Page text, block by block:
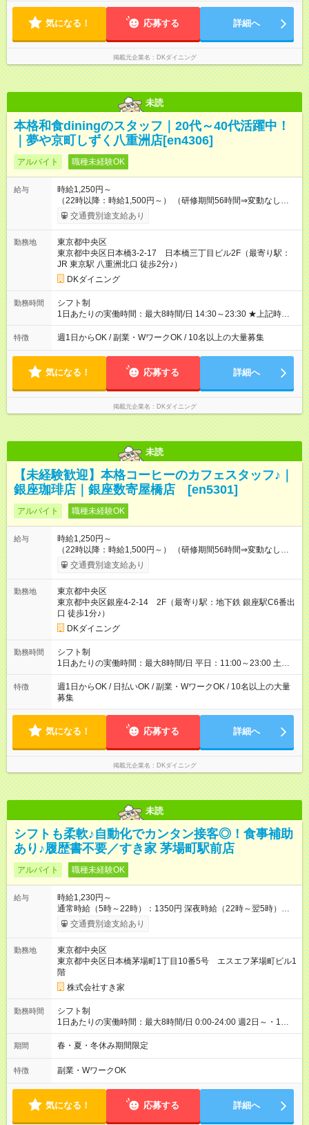
気になる！ 応募する 詳細へ
掲載元企業名 DKダイニング
未読
本格和食diningのスタッフ｜20代～40代活躍中！
｜夢や京町しずく八重洲店[en4306]
アルバイト 職種未経験OK
給与
時給1,250円～
（22時以降：時給1,500円～） （研修期間56時間⇒変動なし） ■
食事補助あり⇒1食200円 ■友人紹介制度あり⇒1人紹介につき最
大3万円支給！ 【試用期間】試用期間なし
交通費別途支給あり
勤務地
東京都中央区
東京都中央区日本橋3-2-17 日本橋三丁目ビル2F（最寄り駅：
JR 東京駅 八重洲北口 徒歩2分♪）
DKダイニング
勤務時間
シフト制
1日あたりの実働時間：最大8時間/日 14:30～23:30 ★上記時間
から1日3時間～OK ★週1日～OK◎ ※勤務時間の変動の可能性あ
り ※22時以降勤務は18歳以上(法令による) ■自由シフト制
特徴 週1日からOK / 副業・WワークOK / 10名以上の大量募集
気になる！ 応募する 詳細へ
掲載元企業名 DKダイニング
未読
【未経験歓迎】本格コーヒーのカフェスタッフ♪｜
銀座珈琲店｜銀座数寄屋橋店 [en5301]
アルバイト 職種未経験OK
給与
時給1,250円～
（22時以降：時給1,500円～） （研修期間56時間⇒変動なし） ■
食事補助あり⇒1食200円 ■友人紹介制度あり⇒1人紹介につき最
大3万円支給！ 【試用期間】試用期間なし
交通費別途支給あり
勤務地
東京都中央区
東京都中央区銀座4-2-14 2F（最寄り駅：地下鉄 銀座駅C6番出
口 徒歩1分♪）
DKダイニング
勤務時間
シフト制
1日あたりの実働時間：最大8時間/日 平日：11:00～23:00 土日
祝：10:00～23:00 ★上記時間から1日3時間～OK ★週1日～OK◎
※勤務時間の変動の可能性あり ※22時以降勤務は18歳以上(法令
による) ■自由シフト制
特徴
週1日からOK / 日払いOK / 副業・WワークOK / 10名以上の大量
募集
気になる！ 応募する 詳細へ
掲載元企業名 DKダイニング
未読
シフトも柔軟♪自動化でカンタン接客◎！食事補助
あり♪履歴書不要／すき家 茅場町駅前店
アルバイト 職種未経験OK
給与
時給1,230円～
通常時給（5時～22時）：1350円 深夜時給（22時～翌5時）：
1688円 高校生時給：1230円 【特別手当】早朝手当（5：00-9：
00）時給+150円 【試用期間】試用期間あり 試用期間の長さ：1
30日（※条件変更なし）ですが、切り上げで一ヶ月とさせてい
ただきます。 研修制度あり：15時間(研修中も同時給）
交通費別途支給あり
勤務地
東京都中央区
東京都中央区日本橋茅場町1丁目10番5号 エスエフ茅場町ビル1
階
株式会社すき家
勤務時間
シフト制
1日あたりの実働時間：最大8時間/日 0:00-24:00 週2日～・1日
2h～OK ＜シフト例＞ 〇朝帯 5:00-9:00 〇昼帯 9:00-14:00 〇午
後帯 14:00-18:00 〇夜帯 18:00-22:00 〇深夜帯 22:00-翌5:00 基
ます♪
期間 春・夏・冬休み期間限定
特徴 副業・WワークOK
気になる！ 応募する 詳細へ